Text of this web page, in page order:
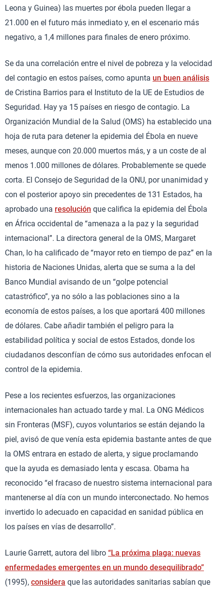
Leona y Guinea) las muertes por ébola pueden llegar a
21.000 en el futuro más inmediato y, en el escenario más
negativo, a 1,4 millones para finales de enero próximo.
Se da una correlación entre el nivel de pobreza y la velocidad
del contagio en estos países, como apunta un buen análisis
de Cristina Barrios para el Instituto de la UE de Estudios de
Seguridad. Hay ya 15 países en riesgo de contagio. La
Organización Mundial de la Salud (OMS) ha establecido una
hoja de ruta para detener la epidemia del Ébola en nueve
meses, aunque con 20.000 muertos más, y a un coste de al
menos 1.000 millones de dólares. Probablemente se quede
corta. El Consejo de Seguridad de la ONU, por unanimidad y
con el posterior apoyo sin precedentes de 131 Estados, ha
aprobado una resolución que califica la epidemia del Ébola
en África occidental de “amenaza a la paz y la seguridad
internacional”. La directora general de la OMS, Margaret
Chan, lo ha calificado de “mayor reto en tiempo de paz” en la
historia de Naciones Unidas, alerta que se suma a la del
Banco Mundial avisando de un “golpe potencial
catastrófico”, ya no sólo a las poblaciones sino a la
economía de estos países, a los que aportará 400 millones
de dólares. Cabe añadir también el peligro para la
estabilidad política y social de estos Estados, donde los
ciudadanos desconfían de cómo sus autoridades enfocan el
control de la epidemia.
Pese a los recientes esfuerzos, las organizaciones
internacionales han actuado tarde y mal. La ONG Médicos
sin Fronteras (MSF), cuyos voluntarios se están dejando la
piel, avisó de que venía esta epidemia bastante antes de que
la OMS entrara en estado de alerta, y sigue proclamando
que la ayuda es demasiado lenta y escasa. Obama ha
reconocido “el fracaso de nuestro sistema internacional para
mantenerse al día con un mundo interconectado. No hemos
invertido lo adecuado en capacidad en sanidad pública en
los países en vías de desarrollo”.
Laurie Garrett, autora del libro “La próxima plaga: nuevas
enfermedades emergentes en un mundo desequilibrado”
(1995), considera que las autoridades sanitarias sabían que